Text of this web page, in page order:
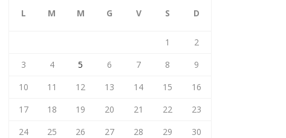
L M M G V S D
1
2
3
4 5 6 7 8
9
10
11 12 13 14 15
16
17
18 19 20 21 22
23
24
25 26 27 28 29
30